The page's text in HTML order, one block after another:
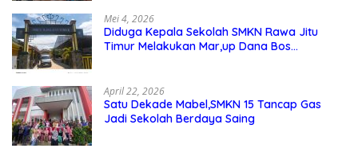
Mei 4, 2026
Diduga Kepala Sekolah SMKN Rawa Jitu
Timur Melakukan Mar,up Dana Bos
April 22, 2026
Satu Dekade Mabel,SMKN 15 Tancap Gas
Jadi Sekolah Berdaya Saing